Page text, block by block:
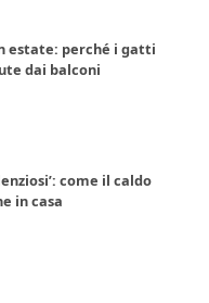
estate: perché i gatti
dai balconi
come il caldo
in casa